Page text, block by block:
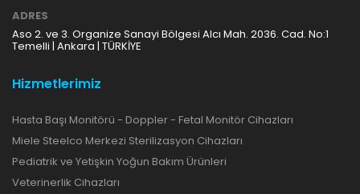
ADRES
Aso 2. ve 3. Organize Sanayi Bölgesi Alcı Mah. 2036. Cad. No:1
Temelli | Ankara | TÜRKİYE
Hizmetlerimiz
Hasta Başı Monitörü - Doppler - Fetal Monitör Cihazları
Miele Steelco Merkezi Sterilizasyon Cihazları
Pediatrik ve Yetişkin Yoğun Bakım Ürünleri
Veterinerlik Cihazları